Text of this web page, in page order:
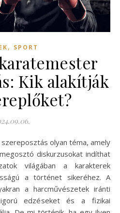
, SPORT
Kik alakítják
diskurzusokat indíthat
világában a karakterek
a történet sikeréhez. A
a harcművészetek iránti
edzéseket és a fizikai